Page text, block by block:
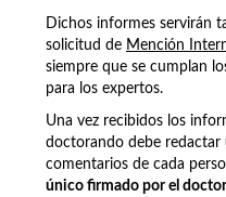
Dichos informes servirán
solicitud de Mención
siempre que se cumplan
para los expertos.
Una vez recibidos los
doctorando debe redactar
comentarios de cada
único firmado por el